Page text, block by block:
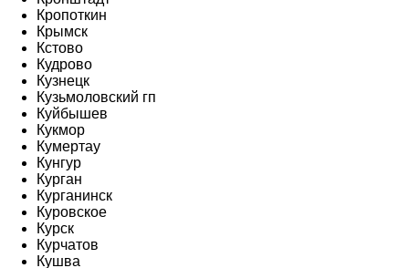
Кропоткин
Крымск
Кстово
Кудрово
Кузнецк
Кузьмоловский гп
Куйбышев
Кукмор
Кумертау
Кунгур
Курган
Курганинск
Куровское
Курск
Курчатов
Кушва